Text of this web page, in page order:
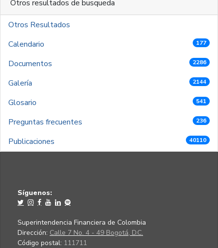
Otros resultados de busqueda
Otros Resultados
Calendario
177
Documentos 2286
Galería 2144
Glosario 541
Preguntas frecuentes 236
Publicaciones 40110
Síguenos:
Superintendencia Financiera de Colombia
Dirección: Calle 7 No. 4 - 49 Bogotá, D.C.
Código postal: 111711